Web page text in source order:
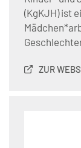
(KgKJH) ist
ZUR